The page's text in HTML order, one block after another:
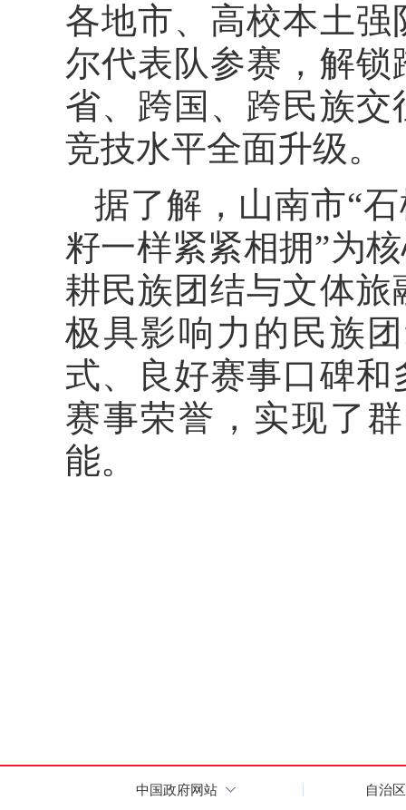
各地市、高校本土
尔代表队参赛，解
省、跨国、跨民族
竞技水平全面升级。
据了解，山南市“
籽一样紧紧相拥”为
耕民族团结与文体
极具影响力的民族
式、良好赛事口碑
赛事荣誉，实现了
能。
中国政府网站 自治